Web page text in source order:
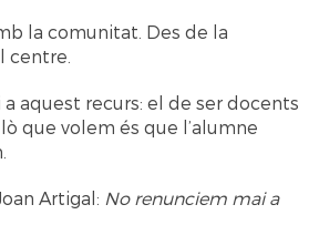
la comunitat. Des de la
centre.
aquest recurs: el de ser docents
que volem és que l’alumne
Artigal: No renunciem mai a